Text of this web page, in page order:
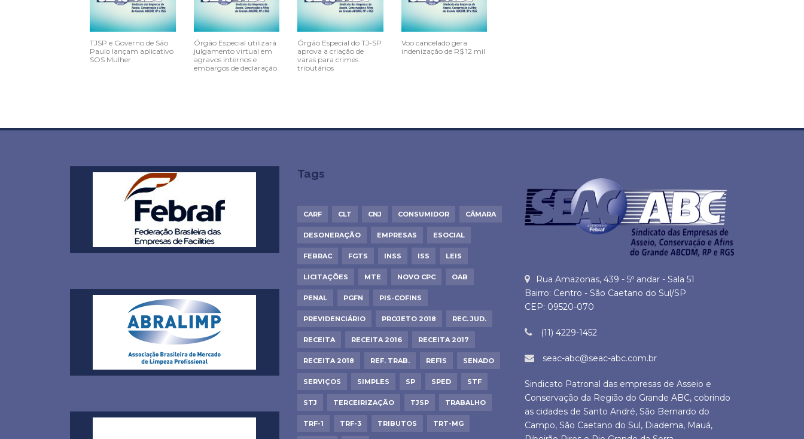
TJSP e Governo de São
Paulo lançam aplicativo
SOS Mulher
Órgão Especial utilizará
julgamento virtual em
agravos internos e
embargos de declaração
Órgão Especial do TJ-SP
aprova a criação de
varas para crimes
tributários
Voo cancelado gera
indenização de R$ 12 mil
Tags
CARF CLT CNJ CONSUMIDOR CÂMARA
DESONERAÇÃO EMPRESAS ESOCIAL
FEBRAC FGTS INSS ISS LEIS
LICITAÇÕES MTE NOVO CPC OAB
PENAL PGFN PIS-COFINS
PREVIDENCIÁRIO PROJETO 2018 REC. JUD.
RECEITA RECEITA 2016 RECEITA 2017
RECEITA 2018 REF. TRAB. REFIS SENADO
SERVIÇOS SIMPLES SP SPED STF
STJ TERCEIRIZAÇÃO TJSP TRABALHO
TRF-1 TRF-3 TRIBUTOS TRT-MG
Rua Amazonas, 439 - 5º andar - Sala 51
Bairro: Centro - São Caetano do Sul/SP
CEP: 09520-070
(11) 4229-1452
seac-abc@seac-abc.com.br
Sindicato Patronal das empresas de Asseio e
Conservação da Região do Grande ABC, cobrindo
as cidades de Santo André, São Bernardo do
Campo, São Caetano do Sul, Diadema, Mauá,